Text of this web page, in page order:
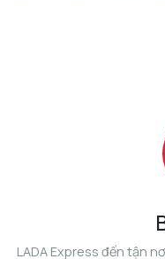
LADA Express đến tận